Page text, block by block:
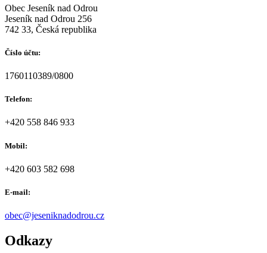
Obec Jeseník nad Odrou
Jeseník nad Odrou 256
742 33, Česká republika
Číslo účtu:
1760110389/0800
Telefon:
+420 558 846 933
Mobil:
+420 603 582 698
E-mail:
obec@jeseniknadodrou.cz
Odkazy